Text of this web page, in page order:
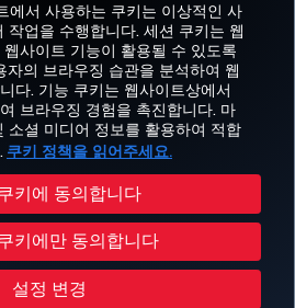
에서 사용하는 쿠키는 이상적인 사
작업을 수행합니다. 세션 쿠키는 웹
사이트 기능이 활용될 수 있도록
자의 브라우징 습관을 분석하여 웹
다. 기능 쿠키는 웹사이트상에서
브라우징 경험을 촉진합니다. 마
소셜 미디어 정보를 활용하여 적합
쿠키 정책을 읽어주세요.
키에 동의합니다
키에만 동의합니다
설정 변경
타그램
유튜브링크드인
틱톡블로그Pinterest
MILES&SMILES
CORPORATE
CLUB
Airlines
법률 고시 승객 권리 쿠키 설정 변경
DOT 고객 서비스 계획 EU 데이터 주체 권리
Airlines Copyright © 1996 - 2026